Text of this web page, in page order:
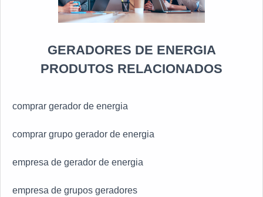
GERADORES DE ENERGIA
PRODUTOS RELACIONADOS
comprar gerador de energia
comprar grupo gerador de energia
empresa de gerador de energia
empresa de grupos geradores